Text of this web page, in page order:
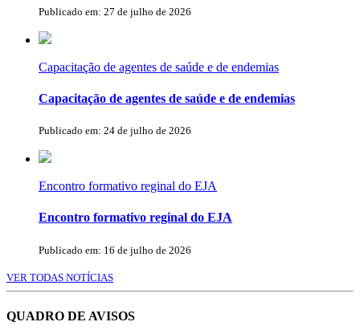
Publicado em: 27 de julho de 2026
Capacitação de agentes de saúde e de endemias
Capacitação de agentes de saúde e de endemias
Publicado em: 24 de julho de 2026
Encontro formativo reginal do EJA
Encontro formativo reginal do EJA
Publicado em: 16 de julho de 2026
VER TODAS NOTÍCIAS
QUADRO DE AVISOS